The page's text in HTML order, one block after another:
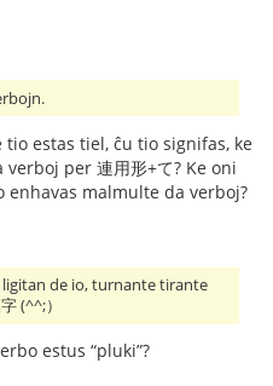
tio estas tiel, ĉu tio signifas, ke
per 連用形+て? Ke oni
enhavas malmulte da verboj?
ligitan de io, turnante tirante
(^^;）
estus “pluki”?